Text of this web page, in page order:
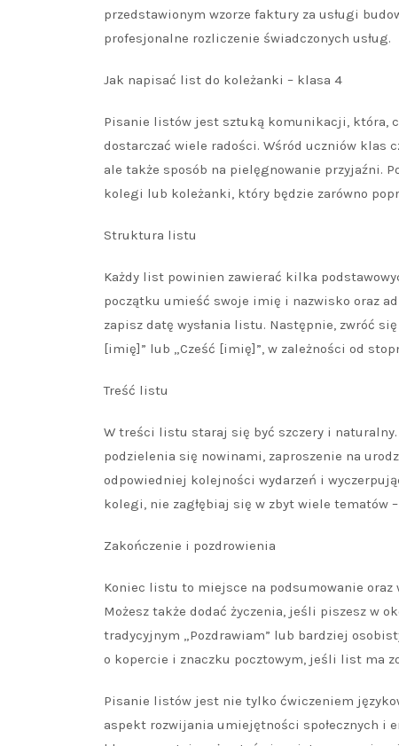
przedstawionym wzorze faktury za usługi
profesjonalne rozliczenie świadczonych usług.
Jak napisać list do koleżanki – klasa 4
Pisanie listów jest sztuką komunikacji, która,
dostarczać wiele radości. Wśród uczniów
ale także sposób na pielęgnowanie przyjaźni.
kolegi lub koleżanki, który będzie zarówno
Struktura listu
Każdy list powinien zawierać kilka
początku umieść swoje imię i nazwisko oraz
zapisz datę wysłania listu. Następnie, zwróć
[imię]” lub „Cześć [imię]”, w zależności od
Treść listu
W treści listu staraj się być szczery i
podzielenia się nowinami, zaproszenie na
odpowiedniej kolejności wydarzeń i
kolegi, nie zagłębiaj się w zbyt wiele tematów
Zakończenie i pozdrowienia
Koniec listu to miejsce na podsumowanie
Możesz także dodać życzenia, jeśli piszesz w
tradycyjnym „Pozdrawiam” lub bardziej
o kopercie i znaczku pocztowym, jeśli list ma
Pisanie listów jest nie tylko ćwiczeniem
aspekt rozwijania umiejętności społecznych i